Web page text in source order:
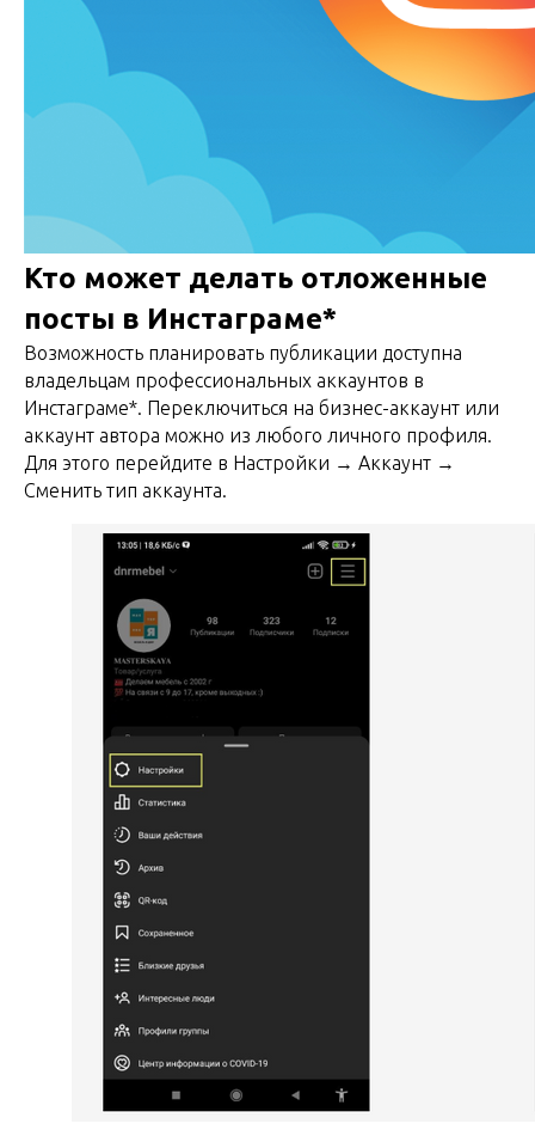
Кто может делать отложенные
посты в Инстаграме*
Возможность планировать публикации доступна
владельцам профессиональных аккаунтов в
Инстаграме*. Переключиться на бизнес-аккаунт или
аккаунт автора можно из любого личного профиля.
Для этого перейдите в Настройки → Аккаунт →
Сменить тип аккаунта.